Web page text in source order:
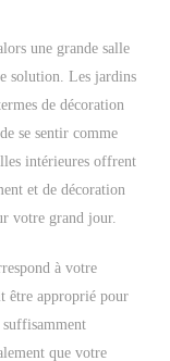
une grande salle
solution. Les jardins
de décoration
se sentir comme
intérieures offrent
et de décoration
votre grand jour.
à votre
être approprié pour
que votre